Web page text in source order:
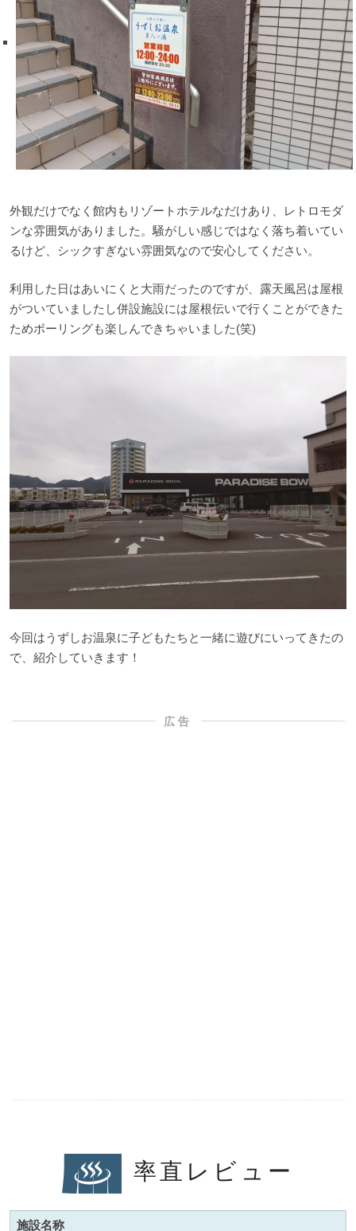
外観だけでなく館内もリゾートホテルなだけあり、レトロモダ
ンな雰囲気がありました。騒がしい感じではなく落ち着いてい
るけど、シックすぎない雰囲気なので安心してください。
利用した日はあいにくと大雨だったのですが、露天風呂は屋根
がついていましたし併設施設には屋根伝いで行くことができた
ためボーリングも楽しんできちゃいました(笑)
今回はうずしお温泉に子どもたちと一緒に遊びにいってきたの
で、紹介していきます！
率直レビュー
施設名称